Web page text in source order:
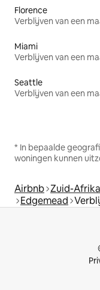
Florence
Verblijven van een
Miami
Verblijven van een
Seattle
Verblijven van een
* In bepaalde
woningen kunnen
Airbnb Zuid-Afrika
Edgemead